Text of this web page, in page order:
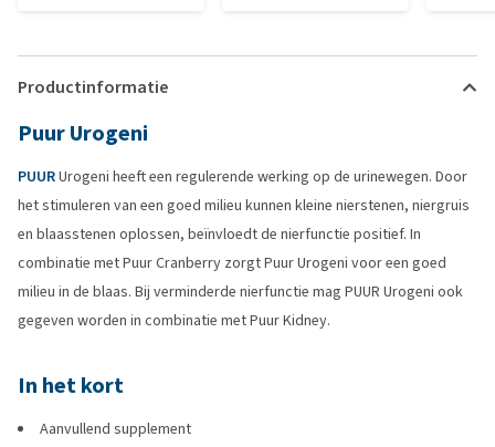
Productinformatie
Puur Urogeni
PUURUrogeni heeft een regulerende werking op de urinewegen. Door
het stimuleren van een goed milieu kunnen kleine nierstenen, niergruis
en blaasstenen oplossen, beïnvloedt de nierfunctie positief. In
combinatie met Puur Cranberry zorgt Puur Urogeni voor een goed
milieu in de blaas. Bij verminderde nierfunctie mag PUUR Urogeni ook
gegeven worden in combinatie met Puur Kidney.
In het kort
Aanvullend supplement